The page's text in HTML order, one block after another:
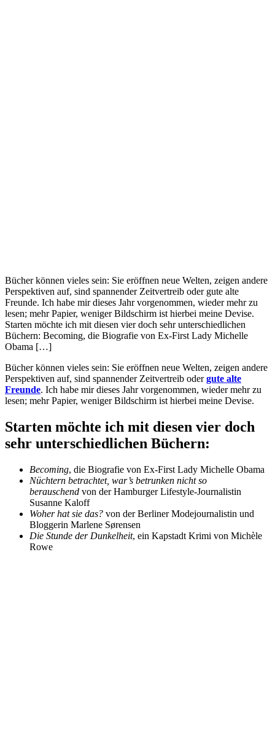
Bücher können vieles sein: Sie eröffnen neue Welten, zeigen andere
Perspektiven auf, sind spannender Zeitvertreib oder gute alte
Freunde. Ich habe mir dieses Jahr vorgenommen, wieder mehr zu
lesen; mehr Papier, weniger Bildschirm ist hierbei meine Devise.
Starten möchte ich mit diesen vier doch sehr unterschiedlichen
Büchern: Becoming, die Biografie von Ex-First Lady Michelle
Obama […]
Bücher können vieles sein: Sie eröffnen neue Welten, zeigen andere
Perspektiven auf, sind spannender Zeitvertreib odergute alte
Freunde. Ich habe mir dieses Jahr vorgenommen, wieder mehr zu
lesen; mehr Papier, weniger Bildschirm ist hierbei meine Devise.
Starten möchte ich mit diesen vier doch
sehr unterschiedlichen Büchern:
Becoming, die Biografie von Ex-First Lady Michelle Obama
Nüchtern betrachtet, war’s betrunken nicht so
berauschend von der Hamburger Lifestyle-Journalistin
Susanne Kaloff
Woher hat sie das? von der Berliner Modejournalistin und
Bloggerin Marlene Sørensen
Die Stunde der Dunkelheit, ein Kapstadt Krimi von Michèle
Rowe